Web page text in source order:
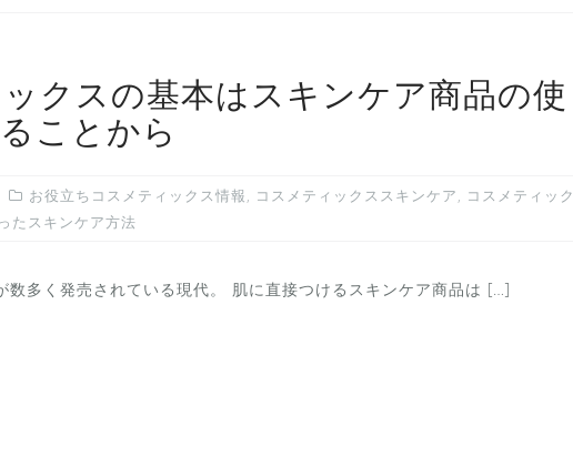
クスの基本はスキンケア商品の使
ことから
お役立ちコスメティックス情報, コスメティックススキンケア, コスメティック
たスキンケア方法
数多く発売されている現代。 肌に直接つけるスキンケア商品は […]